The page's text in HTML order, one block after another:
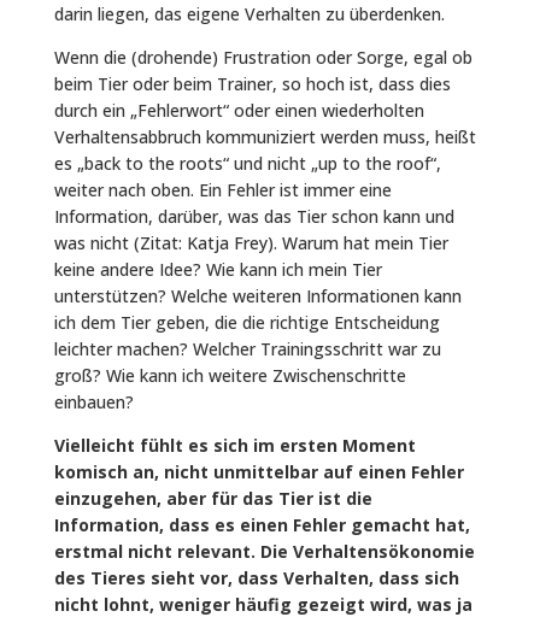
darin liegen, das eigene Verhalten zu überdenken.
Wenn die (drohende) Frustration oder Sorge, egal ob
beim Tier oder beim Trainer, so hoch ist, dass dies
durch ein „Fehlerwort“ oder einen wiederholten
Verhaltensabbruch kommuniziert werden muss, heißt
es „back to the roots“ und nicht „up to the roof“,
weiter nach oben. Ein Fehler ist immer eine
Information, darüber, was das Tier schon kann und
was nicht (Zitat: Katja Frey). Warum hat mein Tier
keine andere Idee? Wie kann ich mein Tier
unterstützen? Welche weiteren Informationen kann
ich dem Tier geben, die die richtige Entscheidung
leichter machen? Welcher Trainingsschritt war zu
groß? Wie kann ich weitere Zwischenschritte
einbauen?
Vielleicht fühlt es sich im ersten Moment
komisch an, nicht unmittelbar auf einen Fehler
einzugehen, aber für das Tier ist die
Information, dass es einen Fehler gemacht hat,
erstmal nicht relevant. Die Verhaltensökonomie
des Tieres sieht vor, dass Verhalten, dass sich
nicht lohnt, weniger häufig gezeigt wird, was ja